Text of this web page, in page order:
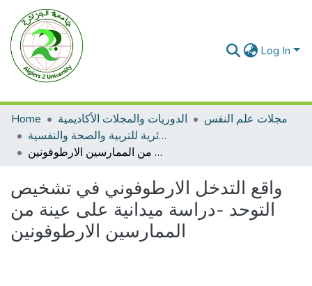
Log In
Home الدوريات والمجلات الأكاديمية
مجلات علم النفس
المجلة الجزائرية للتربية والصحة والنفسية
واقع التدخل الارطوفوني في تشخيص التوحد -دراسة ميدانية على عينة من الممارسين الارطوفونين
واقع التدخل الارطوفوني في تشخيص
التوحد -دراسة ميدانية على عينة من
الممارسين الارطوفونين